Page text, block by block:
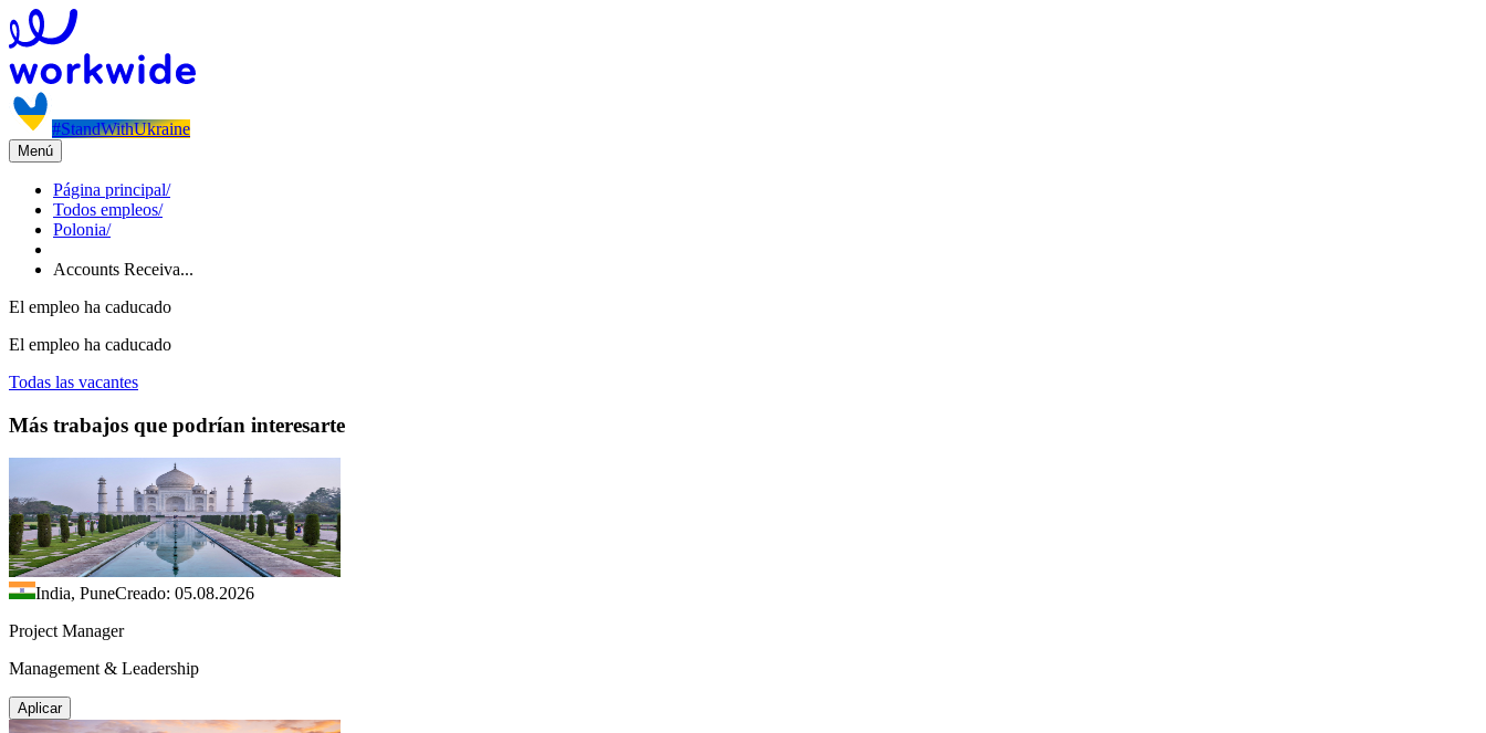
#StandWithUkraine
Menú
Página principal/
Todos empleos/
Polonia/
Accounts Receiva...
El empleo ha caducado
El empleo ha caducado
Todas las vacantes
Más trabajos que podrían interesarte
India, PuneCreado: 05.08.2026
Project Manager
Management & Leadership
Aplicar